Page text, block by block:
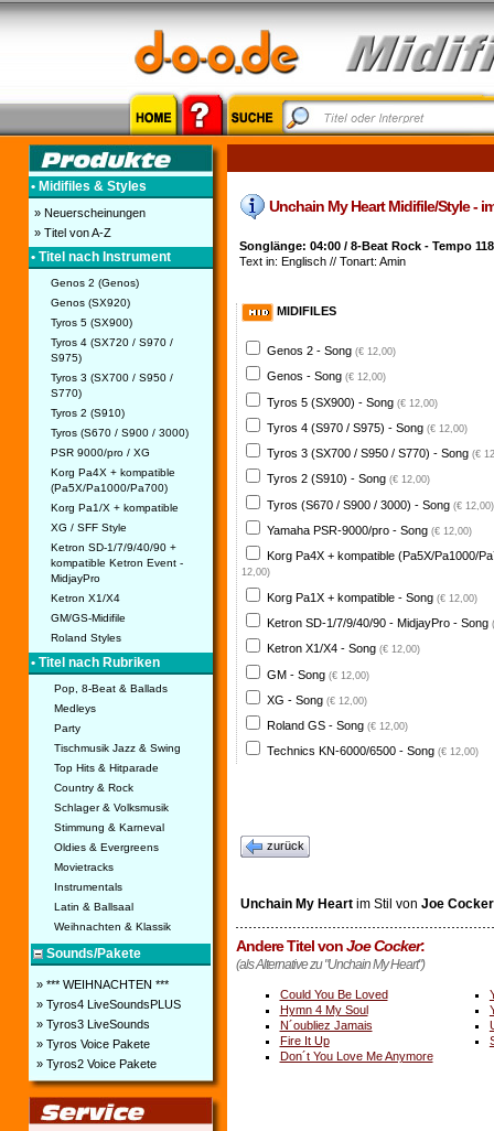
• Midifiles & Styles
» Neuerscheinungen
» Titel von A-Z
• Titel nach Instrument
Genos 2 (Genos)
Genos (SX920)
Tyros 5 (SX900)
Tyros 4 (SX720 / S970 /
S975)
Tyros 3 (SX700 / S950 /
S770)
Tyros 2 (S910)
Tyros (S670 / S900 / 3000)
PSR 9000/pro / XG
Korg Pa4X + kompatible
(Pa5X/Pa1000/Pa700)
Korg Pa1/X + kompatible
XG / SFF Style
Ketron SD-1/7/9/40/90 +
kompatible Ketron Event -
MidjayPro
Ketron X1/X4
GM/GS-Midifile
Roland Styles
• Titel nach Rubriken
Pop, 8-Beat & Ballads
Medleys
Party
Tischmusik Jazz & Swing
Top Hits & Hitparade
Country & Rock
Schlager & Volksmusik
Stimmung & Karneval
Oldies & Evergreens
Movietracks
Instrumentals
Latin & Ballsaal
Weihnachten & Klassik
Sounds/Pakete
» *** WEIHNACHTEN ***
» Tyros4 LiveSoundsPLUS
» Tyros3 LiveSounds
» Tyros Voice Pakete
» Tyros2 Voice Pakete
Unchain My Heart Midifile/Style -
Songlänge: 04:00 / 8-Beat Rock - Tempo 118
Text in: Englisch // Tonart: Amin
MIDIFILES
Genos 2 - Song (€ 12,00)
Genos - Song (€ 12,00)
Tyros 5 (SX900) - Song (€ 12,00)
Tyros 4 (S970 / S975) - Song (€ 12,00)
Tyros 3 (SX700 / S950 / S770) - Song (€
Tyros 2 (S910) - Song (€ 12,00)
Tyros (S670 / S900 / 3000) - Song (€ 12,00)
Yamaha PSR-9000/pro - Song (€ 12,00)
Korg Pa4X + kompatible (Pa5X/Pa1000/
12,00)
Korg Pa1X + kompatible - Song (€ 12,00)
Ketron SD-1/7/9/40/90 - MidjayPro - Song
Ketron X1/X4 - Song (€ 12,00)
GM - Song (€ 12,00)
XG - Song (€ 12,00)
Roland GS - Song (€ 12,00)
Technics KN-6000/6500 - Song (€ 12,00)
zurück
Unchain My Heartim Stil von Joe Cocker
Andere Titel vonJoe Cocker:
(als Alternative zu "Unchain My Heart")
Could You Be Loved
Hymn 4 My Soul
N´oubliez Jamais
Fire It Up
Don´t You Love Me Anymore